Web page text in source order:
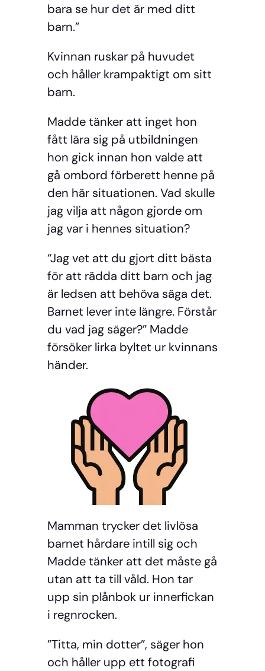
bara se hur det är med ditt
barn.”
Kvinnan ruskar på huvudet
och håller krampaktigt om sitt
barn.
Madde tänker att inget hon
fått lära sig på utbildningen
hon gick innan hon valde att
gå ombord förberett henne på
den här situationen. Vad skulle
jag vilja att någon gjorde om
jag var i hennes situation?
“Jag vet att du gjort ditt bästa
för att rädda ditt barn och jag
är ledsen att behöva säga det.
Barnet lever inte längre. Förstår
du vad jag säger?” Madde
försöker lirka byltet ur kvinnans
händer.
Mamman trycker det livlösa
barnet hårdare intill sig och
Madde tänker att det måste gå
utan att ta till våld. Hon tar
upp sin plånbok ur innerfickan
i regnrocken.
”Titta, min dotter”, säger hon
och håller upp ett fotografi